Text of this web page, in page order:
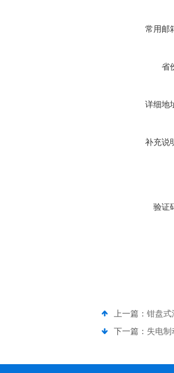
常用邮
省
详细地
补充说
验证
上一篇： 钳盘式
下一篇： 失电制